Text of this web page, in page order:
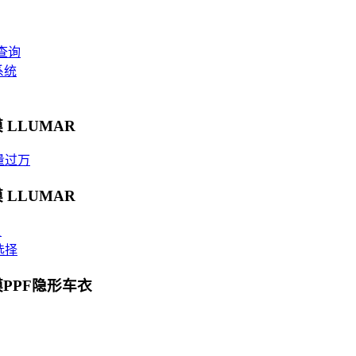
询
统
LLUMAR
过万
LLUMAR
择
隐形车衣